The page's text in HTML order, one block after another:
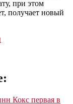
при этом
получает новый
Кокс первая в